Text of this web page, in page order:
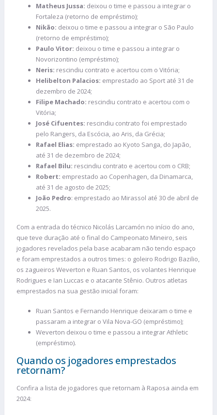
Matheus Jussa: deixou o time e passou a integrar o
Fortaleza (retorno de empréstimo);
Nikão: deixou o time e passou a integrar o São Paulo
(retorno de empréstimo);
Paulo Vitor: deixou o time e passou a integrar o
Novorizontino (empréstimo);
Neris: rescindiu contrato e acertou com o Vitória;
Helibelton Palacios: emprestado ao Sport até 31 de
dezembro de 2024;
Filipe Machado: rescindiu contrato e acertou com o
Vitória;
José Cifuentes: rescindiu contrato foi emprestado
pelo Rangers, da Escócia, ao Aris, da Grécia;
Rafael Elias: emprestado ao Kyoto Sanga, do Japão,
até 31 de dezembro de 2024;
Rafael Bilu: rescindiu contrato e acertou com o CRB;
Robert: emprestado ao Copenhagen, da Dinamarca,
até 31 de agosto de 2025;
João Pedro: emprestado ao Mirassol até 30 de abril de
2025.
Com a entrada do técnico Nicolás Larcamón no início do ano,
que teve duração até o final do Campeonato Mineiro, seis
jogadores revelados pela base acabaram não tendo espaço
e foram emprestados a outros times: o goleiro Rodrigo Bazilio,
os zagueiros Weverton e Ruan Santos, os volantes Henrique
Rodrigues e Ian Luccas e o atacante Stênio. Outros atletas
emprestados na sua gestão inicial foram:
Ruan Santos e Fernando Henrique deixaram o time e
passaram a integrar o Vila Nova-GO (empréstimo);
Weverton deixou o time e passou a integrar Athletic
(empréstimo).
Quando os jogadores emprestados
retornam?
Confira a lista de jogadores que retornam à Raposa ainda em
2024: